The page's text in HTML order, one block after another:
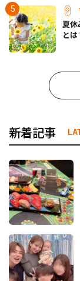
夏休
と
新着記事